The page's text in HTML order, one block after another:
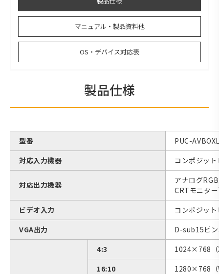
マニュアル・製品資料他
OS・デバイス対応表
製品仕様
型番
PUC-
対応入力機器
コンポジッ
対応出力機器
アナログ
CRTモニター
ビデオ入力
コンポジッ
VGA出力
D-sub15ピ
4:3
1024×768（
16:10
1280×768（